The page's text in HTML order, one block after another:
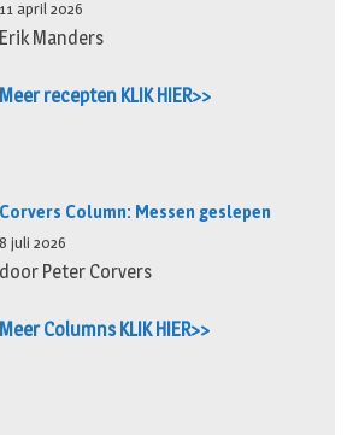
11 april 2026
Erik Manders
Meer recepten KLIK HIER>>
Corvers Column: Messen geslepen
8 juli 2026
door Peter Corvers
Meer Columns KLIK HIER>>